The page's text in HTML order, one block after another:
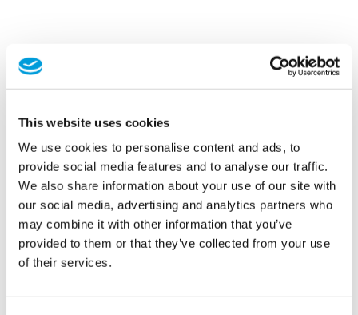
This website uses cookies
We use cookies to personalise content and ads, to
provide social media features and to analyse our traffic.
We also share information about your use of our site with
our social media, advertising and analytics partners who
may combine it with other information that you’ve
provided to them or that they’ve collected from your use
of their services.